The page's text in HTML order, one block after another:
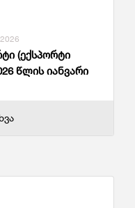
(ექსპორტი
წლის იანვარი